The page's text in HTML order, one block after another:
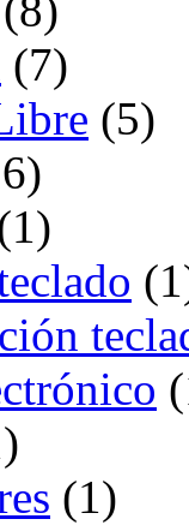
(8)
(7)
(5)
(1)